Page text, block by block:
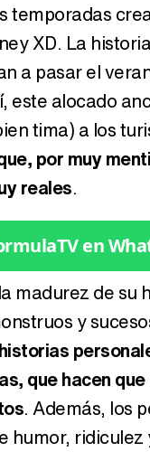
temporadas
XD. La
a pasar el
este alocado
tima) a los
por muy
reales.
en
madurez de su
y
que hacen
. Además, los
humor,